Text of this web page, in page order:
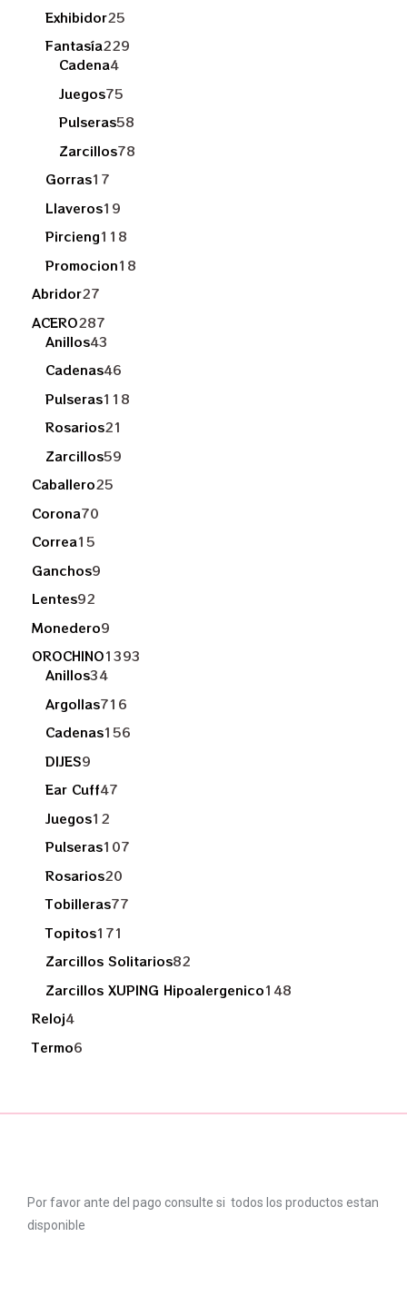
Exhibidor25
Fantasía229
Cadena4
Juegos75
Pulseras58
Zarcillos78
Gorras17
Llaveros19
Pircieng118
Promocion18
Abridor27
ACERO287
Anillos43
Cadenas46
Pulseras118
Rosarios21
Zarcillos59
Caballero25
Corona70
Correa15
Ganchos9
Lentes92
Monedero9
OROCHINO1393
Anillos34
Argollas716
Cadenas156
DIJES9
Ear Cuff47
Juegos12
Pulseras107
Rosarios20
Tobilleras77
Topitos171
Zarcillos Solitarios82
Zarcillos XUPING Hipoalergenico148
Reloj4
Termo6
Por favor ante del pago consulte si todos los productos estan
disponible